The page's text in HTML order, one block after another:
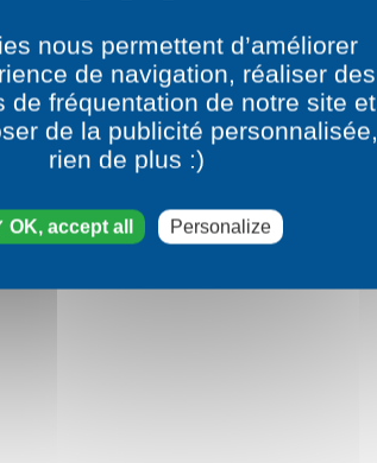
nous permettent d’améliorer
de navigation, réaliser des
de fréquentation de notre site et
de la publicité personnalisée,
rien de plus :)
OK, accept all Personalize